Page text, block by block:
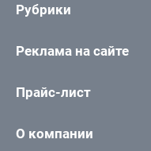
Рубрики
Реклама на сайте
Прайс-лист
О компании